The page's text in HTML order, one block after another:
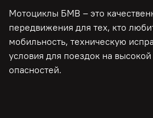
Мотоциклы БМВ – это
передвижения для тех, кто
мобильность, техническую
условия для поездок на
опасностей.